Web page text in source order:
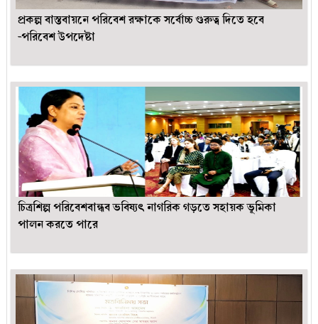
প্রকল্প বাস্তবায়নে পরিবেশ রক্ষাকে সর্বোচ্চ গুরুত্ব দিতে হবে
-পরিবেশ উপদেষ্টা
চিত্রশিল্প পরিবেশবান্ধব ভবিষ্যৎ নাগরিক গড়তে সহায়ক ভূমিকা
পালন করতে পারে